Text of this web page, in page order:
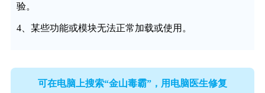
验。
4、某些功能或模块无法正常加载或使用。
可在电脑上搜索“金山毒霸”，用电脑医生修复